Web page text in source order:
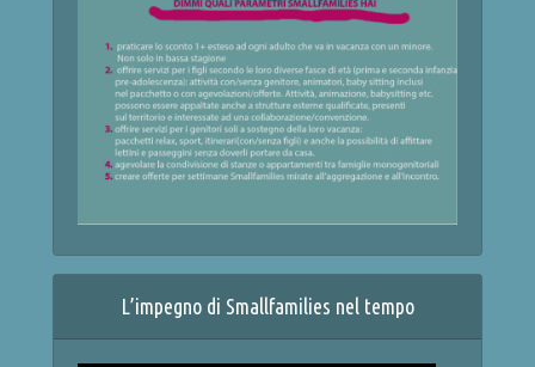
L’impegno di Smallfamilies nel tempo